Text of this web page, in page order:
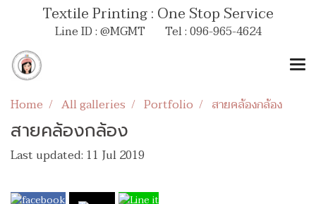
Textile Printing : One Stop Service
Line ID : @MGMT Tel : 096-965-4624
Home All galleries Portfolio สายคล้องกล้อง
สายคล้องกล้อง
Last updated: 11 Jul 2019